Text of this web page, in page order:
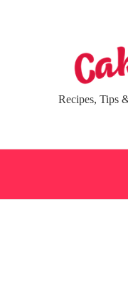
Recipes, Tips